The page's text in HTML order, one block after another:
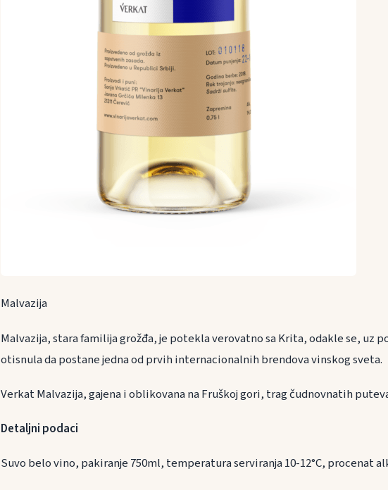
Malvazija
Malvazija, stara familija grožđa, je potekla verovatno sa Krita, odakle se, uz
otisnula da postane jedna od prvih internacionalnih brendova vinskog sveta.
Verkat Malvazija, gajena i oblikovana na Fruškoj gori, trag čudnovnatih
Detaljni podaci
Suvo belo vino, pakiranje 750ml, temperatura serviranja 10-12°C, procenat